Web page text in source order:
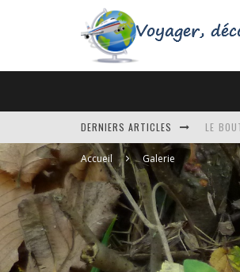
DERNIERS ARTICLES DE LA
DES
DU
LE
Accueil Galerie